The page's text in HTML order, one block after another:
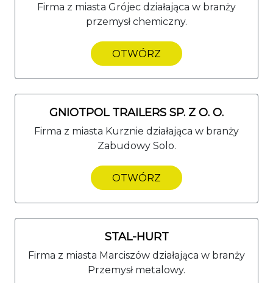
Firma z miasta Grójec działająca w branży
przemysł chemiczny.
OTWÓRZ
GNIOTPOL TRAILERS SP. Z O. O.
Firma z miasta Kurznie działająca w branży
Zabudowy Solo.
OTWÓRZ
STAL-HURT
Firma z miasta Marciszów działająca w branży
Przemysł metalowy.